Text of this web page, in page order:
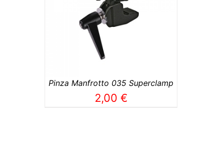
Pinza Manfrotto 035 Superclamp
2,00 €